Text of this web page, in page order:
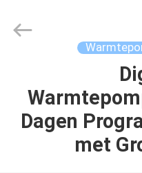
PRODUCTEN
Limited.
Dagen
met